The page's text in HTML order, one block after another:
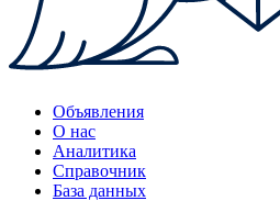
Объявления
О нас
Аналитика
Справочник
База данных